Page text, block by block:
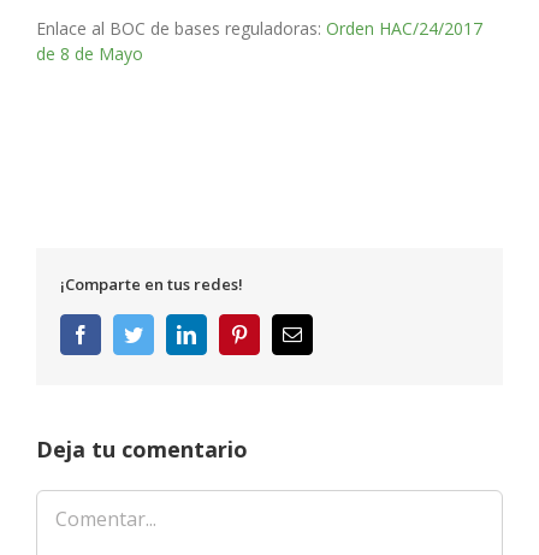
Enlace al BOC de bases reguladoras: Orden HAC/24/2017
de 8 de Mayo
¡Comparte en tus redes!
FacebookTwitterLinkedInPinterestCorreo
electrónico
Deja tu comentario
Comentar